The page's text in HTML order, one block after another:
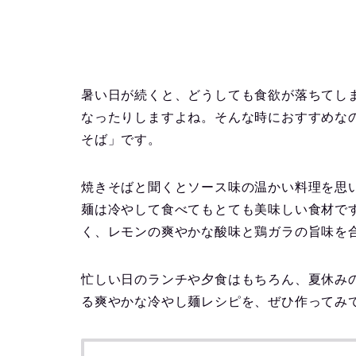
暑い日が続くと、どうしても食欲が落ちて
なったりしますよね。そんな時におすすめ
そば」です。
焼きそばと聞くとソース味の温かい料理を
麺は冷やして食べてもとても美味しい食材
く、レモンの爽やかな酸味と鶏ガラの旨味
忙しい日のランチや夕食はもちろん、夏休
る爽やかな冷やし麺レシピを、ぜひ作ってみ